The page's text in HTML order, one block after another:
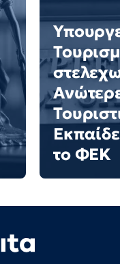
το ΦΕΚ